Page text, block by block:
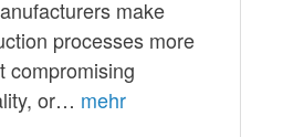
make
processes more
compromising
or… mehr